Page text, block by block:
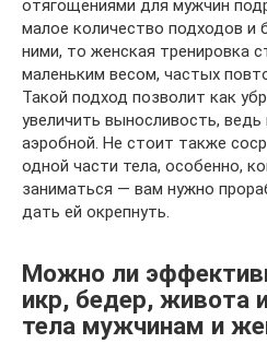
отягощениями для мужчин
малое количество подходов и
ними, то женская тренировка
маленьким весом, частых
Такой подход позволит как
увеличить выносливость,
аэробной. Не стоит также
одной части тела, особенно,
заниматься — вам нужно
дать ей окрепнуть.
Можно ли
икр, бедер, живота
тела мужчинам и